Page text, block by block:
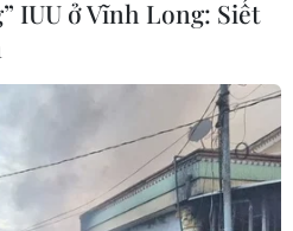
người nhập
IUU ở Vĩnh Long: Siết